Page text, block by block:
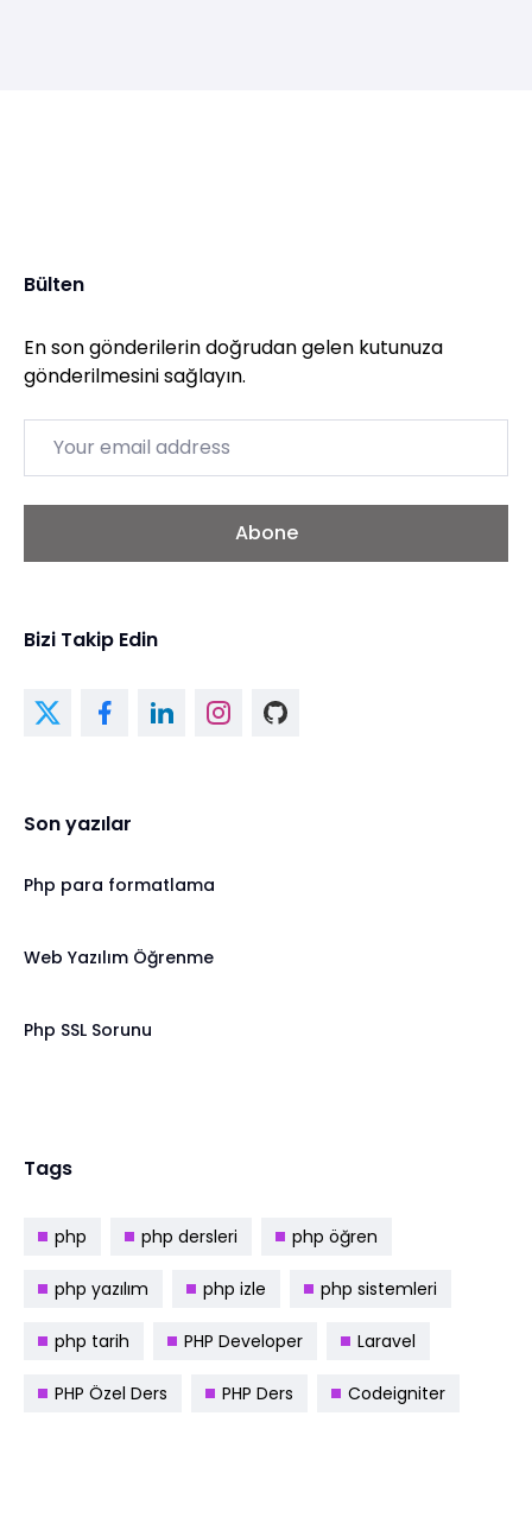
Bülten
En son gönderilerin doğrudan gelen kutunuza
gönderilmesini sağlayın.
Abone
Bizi Takip Edin
Son yazılar
Php para formatlama
Web Yazılım Öğrenme
Php SSL Sorunu
Tags
php php dersleri php öğren
php yazılım php izle php sistemleri
php tarih PHP Developer Laravel
PHP Özel Ders PHP Ders Codeigniter